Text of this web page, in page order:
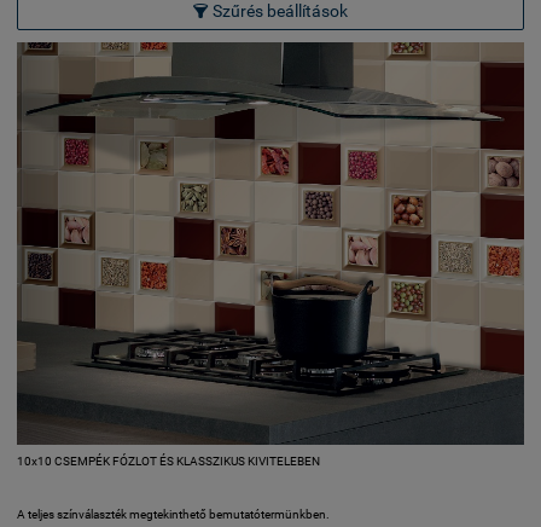
 Szűrés beállítások
10x10 CSEMPÉK FÓZLOT ÉS KLASSZIKUS KIVITELEBEN
A teljes színválaszték megtekinthető bemutatótermünkben.